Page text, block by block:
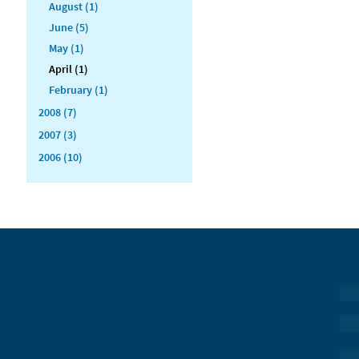
August (1)
June (5)
May (1)
April (1)
February (1)
2008 (7)
2007 (3)
2006 (10)